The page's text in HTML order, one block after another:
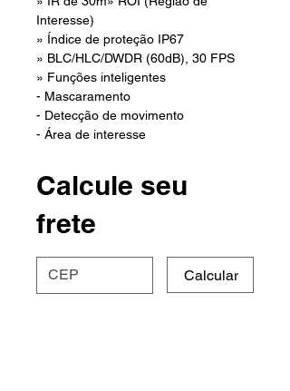
Interesse)
» Índice de proteção IP67
» BLC/HLC/DWDR (60dB), 30 FPS
» Funções inteligentes
- Mascaramento
- Detecção de movimento
- Área de interesse
Calcule seu
frete
Calcular